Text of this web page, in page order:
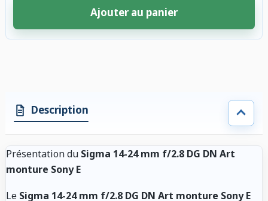
Ajouter au panier
Description
Présentation du Sigma 14-24 mm f/2.8 DG DN Art
monture Sony E
Le Sigma 14-24 mm f/2.8 DG DN Art monture Sony E